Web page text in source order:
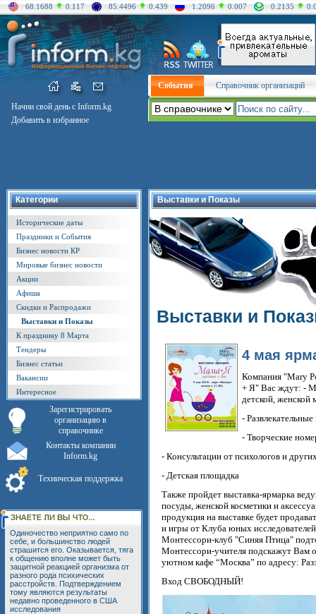
68.1688 0.117 85.4496 0.439 1.2096 0.007 0.2135
Начни свой день с Inform.kg
Добавить в избранное
События Справочник организаций
Категории
Исторические даты
Праздники и События
Бизнес новости КР
Мировые бизнес новости
Акции
Афиша
Скидки и Распродажи
Выставки и Показы
К празднику 8 Марта
Тендеры
Бизнес статьи
Вакансии
Интересное
Зарегистрировать
организацию в
справочнике
Контакты компании
Inform.kg
Техническая поддержка
Одиночество неприятно само по
себе, и большинство людей
страшится его. Оказывается, тяга
к общению вполне может быть
защитной реакцией организма от
разного рода психических
расстройств. Подтверждением
тому являются результаты
недавно проведенного в США
исследования
Выставки и Показы
Выставки и
4 мая
Компания "Mary
+ Я" Вас ждут: -
детской,
-
- Творческие
- Консультации от психологов и
- Детская площадка
Также пройдет выставка-ярмарка
посуды, женской косметики и
продукция на выставке будет
и игры от Клуба юных
Монтессори-клуб "Синяя Птица"
Монтессори-учителя подскажут Вам
уютном кафе “Москва” по адресу:
Вход СВОБОДНЫЙ!